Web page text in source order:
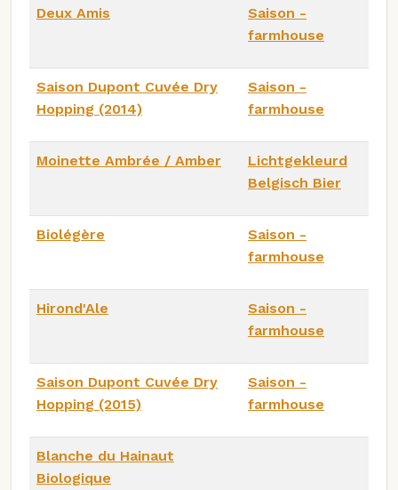
Deux Amis
Saison -
farmhouse
Saison Dupont Cuvée Dry
Hopping (2014)
Saison -
farmhouse
Moinette Ambrée / Amber
Lichtgekleurd
Belgisch Bier
Biolégère
Saison -
farmhouse
Hirond'Ale
Saison -
farmhouse
Saison Dupont Cuvée Dry
Hopping (2015)
Saison -
farmhouse
Blanche du Hainaut
Biologique